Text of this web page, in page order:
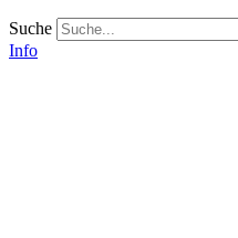
Suche
Info